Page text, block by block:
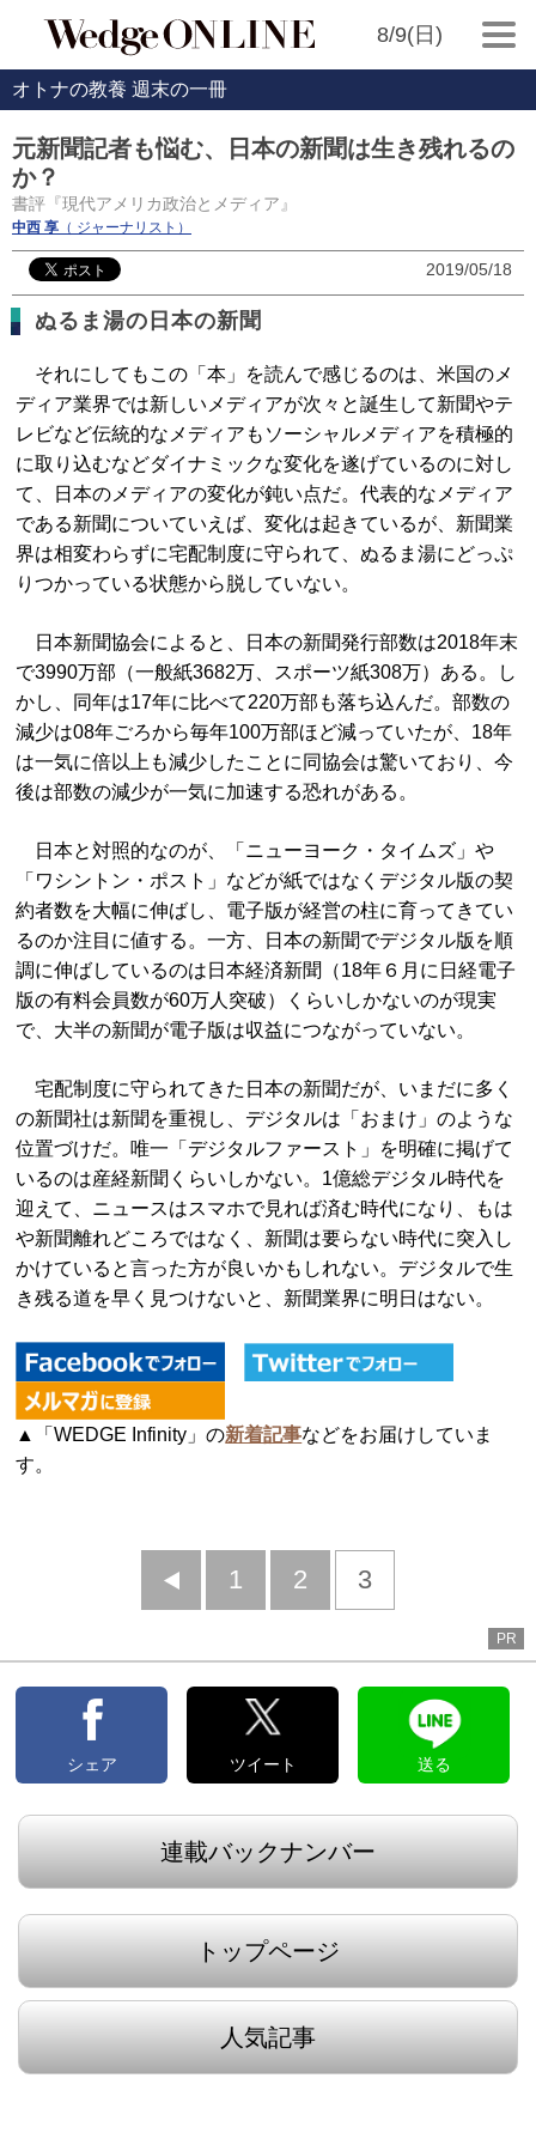
8/9(日)
オトナの教養 週末の一冊
元新聞記者も悩む、日本の新聞は生き残れるの
か？
書評『現代アメリカ政治とメディア』
中西 享 （ ジャーナリスト）
2019/05/18
ぬるま湯の日本の新聞
それにしてもこの「本」を読んで感じるのは、米国のメ
ディア業界では新しいメディアが次々と誕生して新聞やテ
レビなど伝統的なメディアもソーシャルメディアを積極的
に取り込むなどダイナミックな変化を遂げているのに対し
て、日本のメディアの変化が鈍い点だ。代表的なメディア
である新聞についていえば、変化は起きているが、新聞業
界は相変わらずに宅配制度に守られて、ぬるま湯にどっぷ
りつかっている状態から脱していない。
日本新聞協会によると、日本の新聞発行部数は2018年末
で3990万部（一般紙3682万、スポーツ紙308万）ある。し
かし、同年は17年に比べて220万部も落ち込んだ。部数の
減少は08年ごろから毎年100万部ほど減っていたが、18年
は一気に倍以上も減少したことに同協会は驚いており、今
後は部数の減少が一気に加速する恐れがある。
日本と対照的なのが、「ニューヨーク・タイムズ」や
「ワシントン・ポスト」などが紙ではなくデジタル版の契
約者数を大幅に伸ばし、電子版が経営の柱に育ってきてい
るのか注目に値する。一方、日本の新聞でデジタル版を順
調に伸ばしているのは日本経済新聞（18年６月に日経電子
版の有料会員数が60万人突破）くらいしかないのが現実
で、大半の新聞が電子版は収益につながっていない。
宅配制度に守られてきた日本の新聞だが、いまだに多く
の新聞社は新聞を重視し、デジタルは「おまけ」のような
位置づけだ。唯一「デジタルファースト」を明確に掲げて
いるのは産経新聞くらいしかない。1億総デジタル時代を
迎えて、ニュースはスマホで見れば済む時代になり、もは
や新聞離れどころではなく、新聞は要らない時代に突入し
かけていると言った方が良いかもしれない。デジタルで生
き残る道を早く見つけないと、新聞業界に明日はない。
▲「WEDGE Infinity」の新着記事などをお届けしていま
す。
前
1 2 3
PR
シェア ツイート 送る
連載バックナンバー
トップページ
人気記事